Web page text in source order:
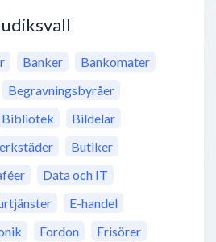
Banker
Bankomater
Begravningsbyråer
Bibliotek
Bildelar
Butiker
Data och IT
E-handel
Fordon
Frisörer